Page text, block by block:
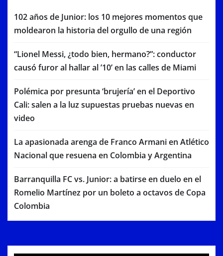
102 años de Junior: los 10 mejores momentos que
moldearon la historia del orgullo de una región
“Lionel Messi, ¿todo bien, hermano?”: conductor
causó furor al hallar al ’10’ en las calles de Miami
Polémica por presunta ‘brujería’ en el Deportivo
Cali: salen a la luz supuestas pruebas nuevas en
video
La apasionada arenga de Franco Armani en Atlético
Nacional que resuena en Colombia y Argentina
Barranquilla FC vs. Junior: a batirse en duelo en el
Romelio Martínez por un boleto a octavos de Copa
Colombia